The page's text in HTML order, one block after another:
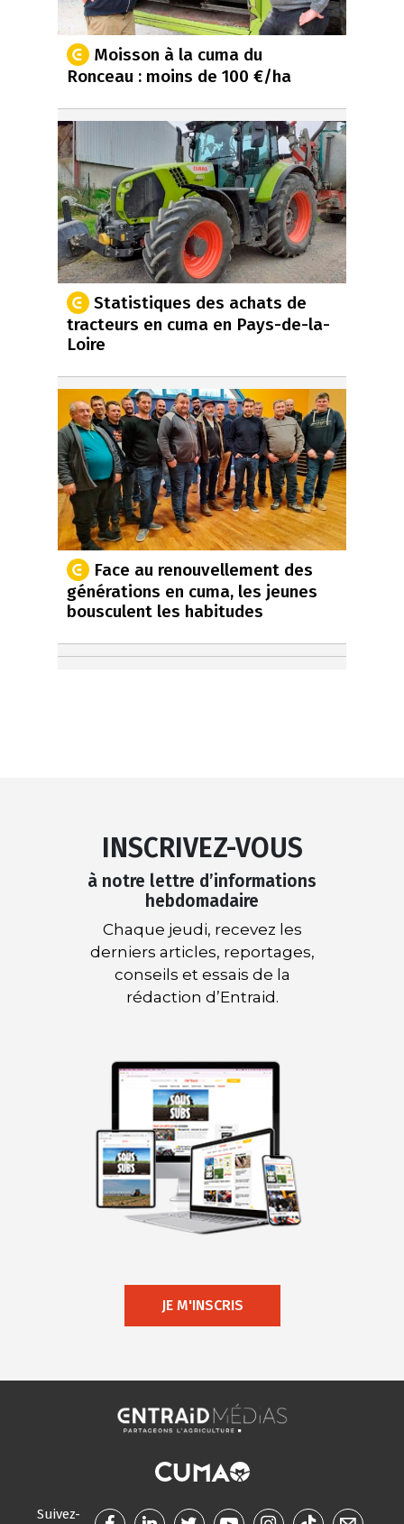
Moisson à la cuma du
Ronceau : moins de 100 €/ha
Statistiques des achats de
tracteurs en cuma en Pays-de-la-
Loire
Face au renouvellement des
générations en cuma, les jeunes
bousculent les habitudes
INSCRIVEZ-VOUS
à notre lettre d’informations
hebdomadaire
Chaque jeudi, recevez les
derniers articles, reportages,
conseils et essais de la
rédaction d’Entraid.
JE M'INSCRIS
Suivez-